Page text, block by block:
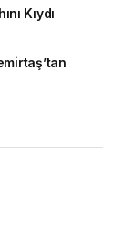
Kıydı